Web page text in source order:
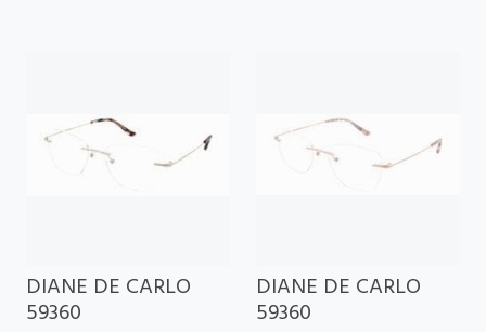
DIANE DE CARLO
59360
DIANE DE CARLO
59360